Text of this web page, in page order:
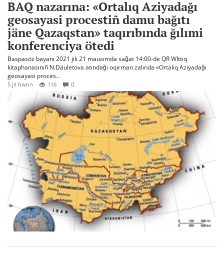
BAQ nazarına: «Ortalıq Aziyadağı
geosayasi procestiñ damu bağıtı
jäne Qazaqstan» taqırıbında ğılımi
konferenciya ötedi
Baspasöz bayanı 2021 jılı 21 mausımda sağat 14:00-de QR Wlttıq
kitaphanasınıñ N.Däuletova atındağı oqırman zalında «Ortalıq Aziyadağı
geosayasi proces..
5 jıl bwrın 116 0